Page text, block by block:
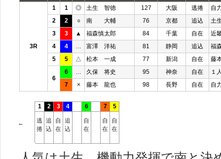
3R
1 1 ◎ 土生 智徳 127 大阪 逃捲
自
2
2 ○ 南 大輔 76 京都 追込
土
3
3 ▲ 福森慎太郎 84 千葉 自在
近
4
4 富澤 洋祐 81 静岡 追込
福
5
5 △ 松本 一成 77 新潟 自在 藤
6
6 久保 将史 95 神奈 自在
１
7
× 藤本 龍也 98 長野 自在 自
←
1
逃
捲
2
追
込
3
自
在
4
追
込
6
自
在
7
自
在
5
自
在